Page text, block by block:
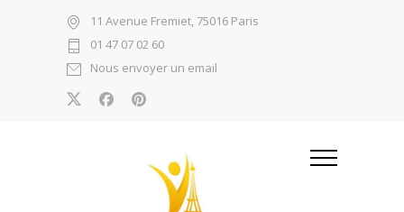
11 Avenue Fremiet, 75016 Paris
01 47 07 02 60
Nous envoyer un email